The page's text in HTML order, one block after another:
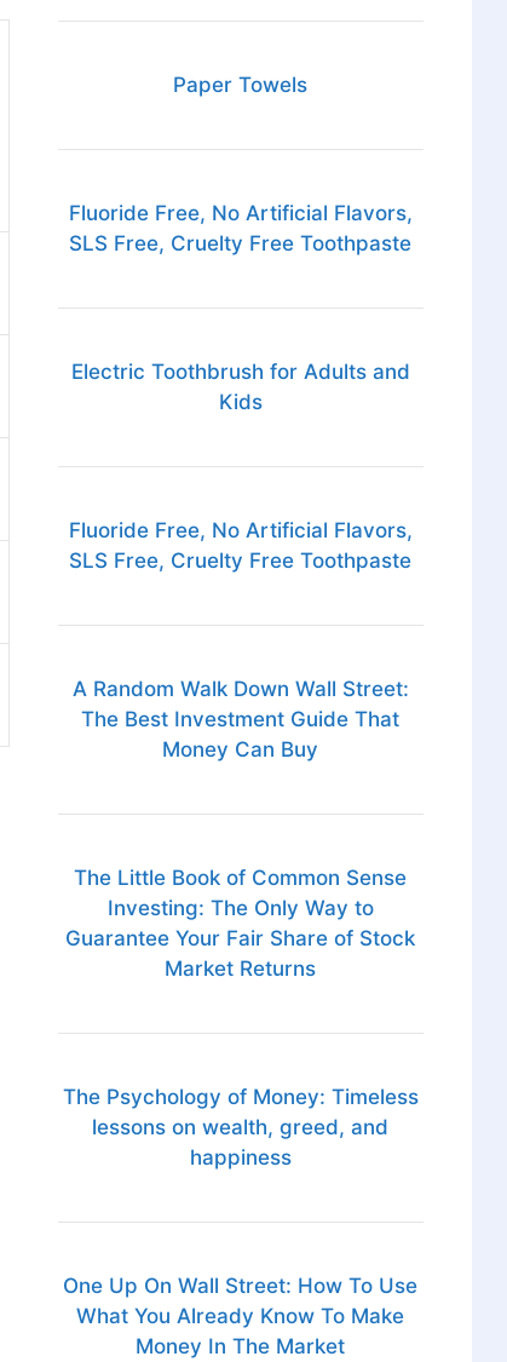
Paper Towels
Fluoride Free, No Artificial Flavors,
SLS Free, Cruelty Free Toothpaste
Electric Toothbrush for Adults and
Kids
Fluoride Free, No Artificial Flavors,
SLS Free, Cruelty Free Toothpaste
A Random Walk Down Wall Street:
The Best Investment Guide That
Money Can Buy
The Little Book of Common Sense
Investing: The Only Way to
Guarantee Your Fair Share of Stock
Market Returns
The Psychology of Money: Timeless
lessons on wealth, greed, and
happiness
One Up On Wall Street: How To Use
What You Already Know To Make
Money In The Market